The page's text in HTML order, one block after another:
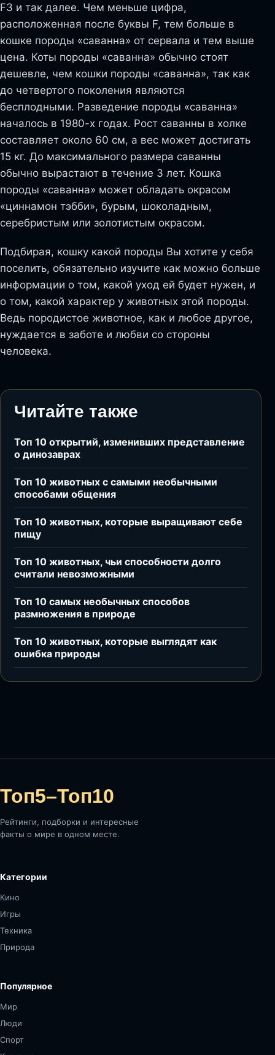
F3 и так далее. Чем меньше цифра,
расположенная после буквы F, тем больше в
кошке породы «саванна» от сервала и тем выше
цена. Коты породы «саванна» обычно стоят
дешевле, чем кошки породы «саванна», так как
до четвертого поколения являются
бесплодными. Разведение породы «саванна»
началось в 1980-х годах. Рост саванны в холке
составляет около 60 см, а вес может достигать
15 кг. До максимального размера саванны
обычно вырастают в течение 3 лет. Кошка
породы «саванна» может обладать окрасом
«циннамон тэбби», бурым, шоколадным,
серебристым или золотистым окрасом.
Подбирая, кошку какой породы Вы хотите у себя
поселить, обязательно изучите как можно больше
информации о том, какой уход ей будет нужен, и
о том, какой характер у животных этой породы.
Ведь породистое животное, как и любое другое,
нуждается в заботе и любви со стороны
человека.
Читайте также
Топ 10 открытий, изменивших представление
о динозаврах
Топ 10 животных с самыми необычными
способами общения
Топ 10 животных, которые выращивают себе
пищу
Топ 10 животных, чьи способности долго
считали невозможными
Топ 10 самых необычных способов
размножения в природе
Топ 10 животных, которые выглядят как
ошибка природы
Топ5–Топ10
Рейтинги, подборки и интересные
факты о мире в одном месте.
Категории
Кино
Игры
Техника
Природа
Популярное
Мир
Люди
Спорт